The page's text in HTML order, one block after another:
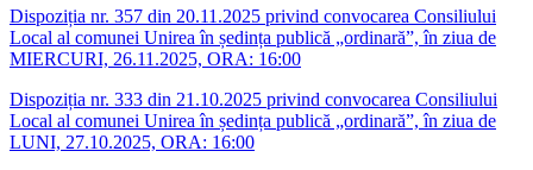
Dispoziția nr. 357 din 20.11.2025 privind convocarea Consiliului
Local al comunei Unirea în ședința publică „ordinară”, în ziua de
MIERCURI, 26.11.2025, ORA: 16:00
Dispoziția nr. 333 din 21.10.2025 privind convocarea Consiliului
Local al comunei Unirea în ședința publică „ordinară”, în ziua de
LUNI, 27.10.2025, ORA: 16:00